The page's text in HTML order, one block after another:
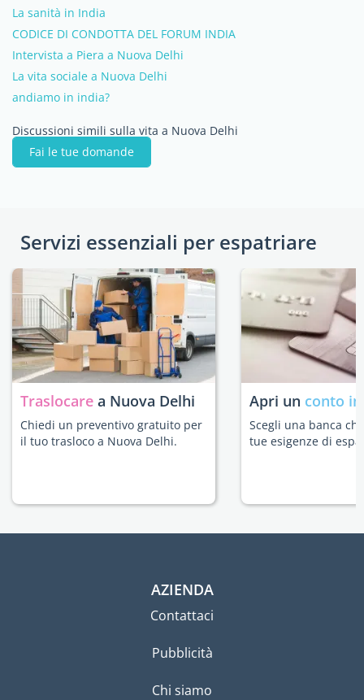
La sanità in India
CODICE DI CONDOTTA DEL FORUM INDIA
Intervista a Piera a Nuova Delhi
La vita sociale a Nuova Delhi
andiamo in india?
Discussioni simili sulla vita a Nuova Delhi
Fai le tue domande
Servizi essenziali per espatriare
Traslocare a Nuova Delhi
Chiedi un preventivo gratuito per
il tuo trasloco a Nuova Delhi.
Apri un conto
Scegli una banca
tue esigenze di
AZIENDA
Contattaci
Pubblicità
Chi siamo